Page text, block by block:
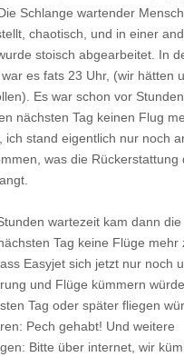
Schlange wartender
chaotisch, und in einer
stoisch abgearbeitet. In
es fats 23 Uhr, (wir hätten
Es war schon vor Stunden
nächsten Tag keinen Flug
ich stand eigentlich nur noch
was die Rückerstattung
wartezeit kam dann die
Tag keine Flüge mehr
Easyjet sich jetzt nur noch
und Flüge kümmern
Tag oder später fliegen
Pech gehabt! Und weitere
Bitte über internet, wir